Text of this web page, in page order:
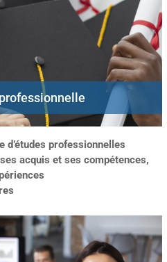
d’études professionnelles
acquis et ses compétences,